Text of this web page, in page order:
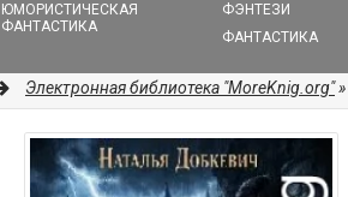
ЮМОРИСТИЧЕСКАЯ
ФАНТАСТИКА
ФЭНТЕЗИ
ФАНТАСТИКА
Электронная библиотека "MoreKnig.org"»